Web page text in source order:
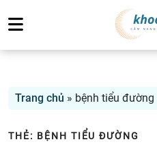
Trang chủ » bệnh tiểu đường
THẺ: BỆNH TIỂU ĐƯỜNG